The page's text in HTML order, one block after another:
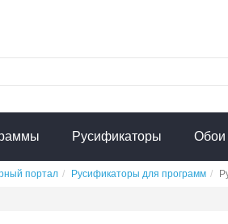
Русификаторы Обои
портал Русификаторы для программ